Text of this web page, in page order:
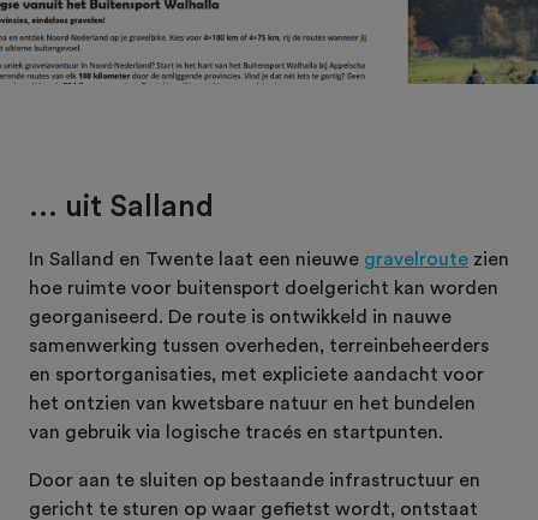
... uit Salland
In Salland en Twente laat een nieuwe gravelroute zien
hoe ruimte voor buitensport doelgericht kan worden
georganiseerd. De route is ontwikkeld in nauwe
samenwerking tussen overheden, terreinbeheerders
en sportorganisaties, met expliciete aandacht voor
het ontzien van kwetsbare natuur en het bundelen
van gebruik via logische tracés en startpunten.
Door aan te sluiten op bestaande infrastructuur en
gericht te sturen op waar gefietst wordt, ontstaat